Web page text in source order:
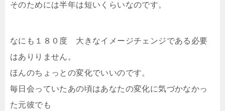
そのためには半年は短いくらいなのです。
なにも１８０度 大きなイメージチェンジである必要
はありりません。
ほんのちょっとの変化でいいのです。
毎日会っていたあの頃はあなたの変化に気づかなかっ
た元彼でも